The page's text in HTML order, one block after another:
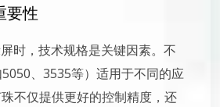
要性
时，技术规格是关键因素。不
、3535等）适用于不同的应
不仅提供更好的控制精度，还